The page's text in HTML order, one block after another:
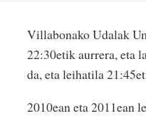
Villabonako Udalak
22:30etik aurrera, eta
da, eta leihatila
2010ean eta 2011ean